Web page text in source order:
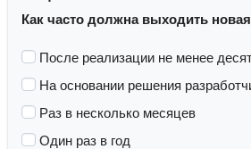
Как часто должна выходить
После реализации не менее
На основании решения
Раз в несколько месяцев
Один раз в год